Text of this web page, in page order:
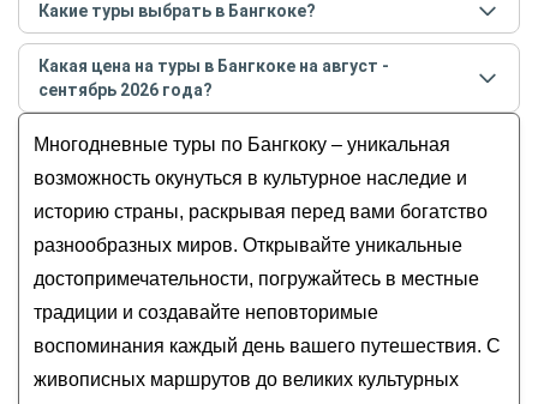
Какие туры выбрать в Бангкоке?
Самые популярные турыв Бангкокев августе -
сентябре 2026 года:
Большое приключение в Азии: Таиланд,
Малайзия, Сингапур и пляжный отдых на Бали
Тайская сказка: персональный мини-тур по
увлекательным локациям с проживанием в спа-
отеле
Большое персональное путешествие по северу
Таиланда: Бангкок и Чиангмай
По Таиланду в мини-группе: 4 города,
высокогорная деревня и национальный парк
Большое путешествие по 5 странам Юго-
Какая цена на туры в Бангкоке на август -
сентябрь 2026 года?
2026года от 750до 222 200 USD
Многодневные туры по Бангкоку – уникальная
возможность окунуться в культурное наследие и
историю страны, раскрывая перед вами богатство
разнообразных миров. Открывайте уникальные
достопримечательности, погружайтесь в местные
традиции и создавайте неповторимые
воспоминания каждый день вашего путешествия. С
живописных маршрутов до великих культурных